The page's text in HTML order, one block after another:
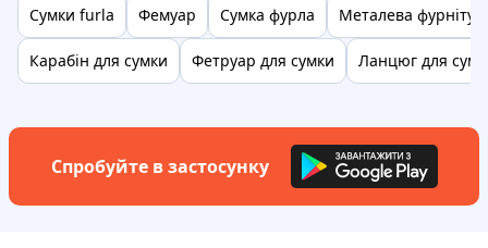
Сумки furla Фемуар Сумка фурла Металева
Карабін для сумки Фетруар для сумки Ланцюг для
Спробуйте в застосунку